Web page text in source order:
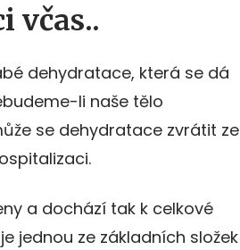
včas..
dehydratace, která se dá
li naše tělo
se dehydratace zvrátit ze
a dochází tak k celkové
jednou ze základních složek